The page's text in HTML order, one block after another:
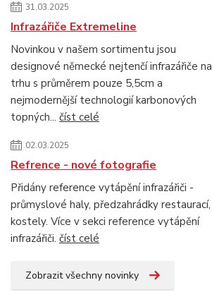
31.03.2025
Infrazářiče Extremeline
Novinkou v našem sortimentu jsou
designové německé nejtenčí infrazářiče na
trhu s průměrem pouze 5,5cm a
nejmodernější technologií karbonových
topných... číst celé
02.03.2025
Refrence - nové fotografie
Přidány reference vytápění infrazářiči -
průmyslové haly, předzahrádky restaurací,
kostely. Více v sekci reference vytápění
infrazářiči. číst celé
Zobrazit všechny novinky